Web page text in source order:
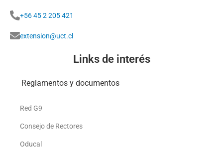
+56 45 2 205 421
extension@uct.cl
Links de interés
Reglamentos y documentos
Red G9
Consejo de Rectores
Oducal